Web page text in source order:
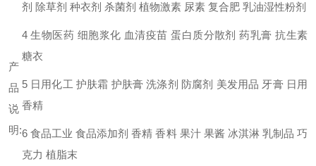
产
品
说
明:
剂 除草剂 种衣剂 杀菌剂 植物激素 尿素 复合肥 乳油湿性粉剂
4 生物医药 细胞浆化 血清疫苗 蛋白质分散剂 药乳膏 抗生素
糖衣
5 日用化工 护肤霜 护肤膏 洗涤剂 防腐剂 美发用品 牙膏 日用
香精
6 食品工业 食品添加剂 香精 香料 果汁 果酱 冰淇淋 乳制品 巧
克力 植脂末